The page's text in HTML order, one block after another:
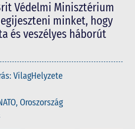
Védelmi Minisztérium
minket, hogy
és veszélyes háborút
VilagHelyzete
, Oroszország